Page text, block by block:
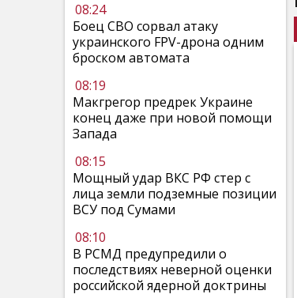
08:24
Боец СВО сорвал атаку
украинского FPV-дрона одним
броском автомата
08:19
Макгрегор предрек Украине
конец даже при новой помощи
Запада
08:15
Мощный удар ВКС РФ стер с
лица земли подземные позиции
ВСУ под Сумами
08:10
В РСМД предупредили о
последствиях неверной оценки
российской ядерной доктрины